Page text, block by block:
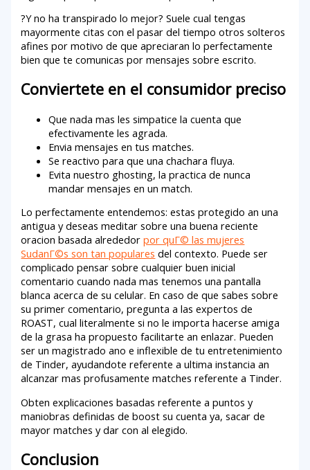
?Y no ha transpirado lo mejor? Suele cual tengas
mayormente citas con el pasar del tiempo otros solteros
afines por motivo de que apreciaran lo perfectamente
bien que te comunicas por mensajes sobre escrito.
Conviertete en el consumidor preciso
Que nada mas les simpatice la cuenta que
efectivamente les agrada.
Envia mensajes en tus matches.
Se reactivo para que una chachara fluya.
Evita nuestro ghosting, la practica de nunca
mandar mensajes en un match.
Lo perfectamente entendemos: estas protegido an una
antigua y deseas meditar sobre una buena reciente
oracion basada alrededorpor quГ© las mujeres
SudanГ©s son tan populares del contexto. Puede ser
complicado pensar sobre cualquier buen inicial
comentario cuando nada mas tenemos una pantalla
blanca acerca de su celular. En caso de que sabes sobre
su primer comentario, pregunta a las expertos de
ROAST, cual literalmente si no le importa hacerse amiga
de la grasa ha propuesto facilitarte an enlazar. Pueden
ser un magistrado ano e inflexible de tu entretenimiento
de Tinder, ayudandote referente a ultima instancia an
alcanzar mas profusamente matches referente a Tinder.
Obten explicaciones basadas referente a puntos y
maniobras definidas de boost su cuenta ya, sacar de
mayor matches y dar con al elegido.
Conclusion